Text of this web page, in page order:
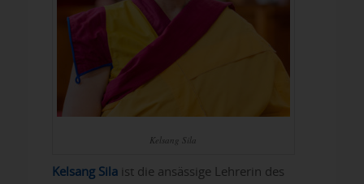
Kelsang Sila
Kelsang Silaist die ansässige Lehrerin des